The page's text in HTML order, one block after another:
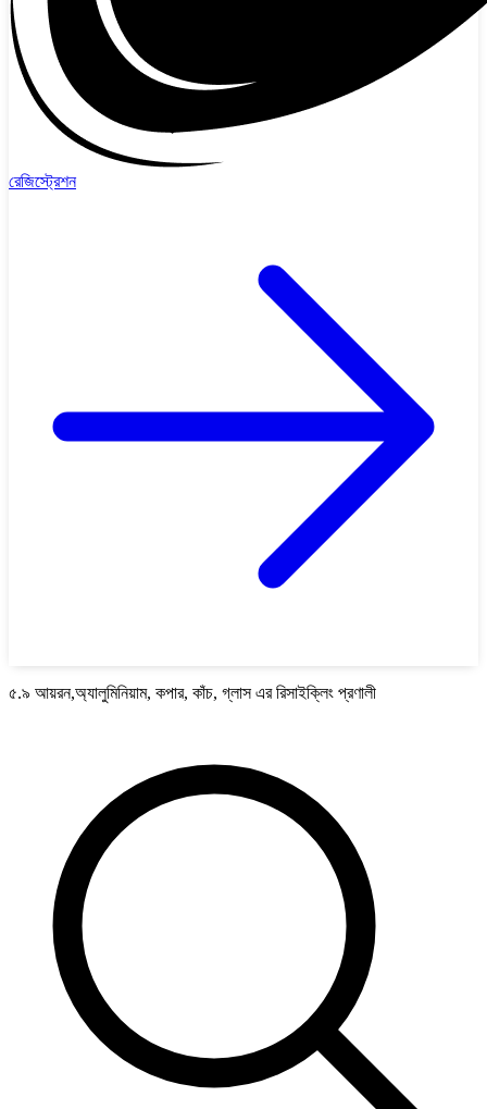
রেজিস্ট্রেশন
৫.৯ আয়রন,অ্যালুমিনিয়াম, কপার, কাঁচ, গ্লাস এর রিসাইক্লিং প্রণালী